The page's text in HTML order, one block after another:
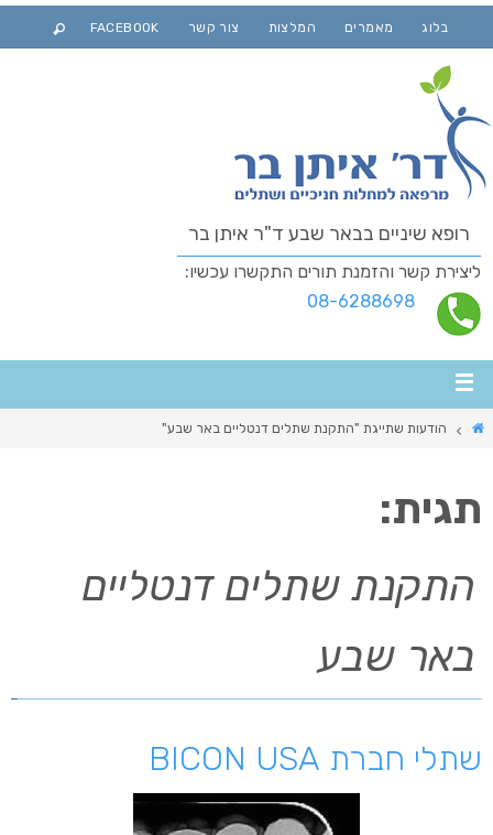
בלוג מאמרים המלצות צור קשר FACEBOOK
רופא שיניים בבאר שבע ד"ר איתן בר
ליצירת קשר והזמנת תורים התקשרו עכשיו:
08-6288698
הודעות שתייגת "התקנת שתלים דנטליים באר שבע"
תגית:
התקנת שתלים דנטליים
באר שבע
שתלי חברת BICON USA